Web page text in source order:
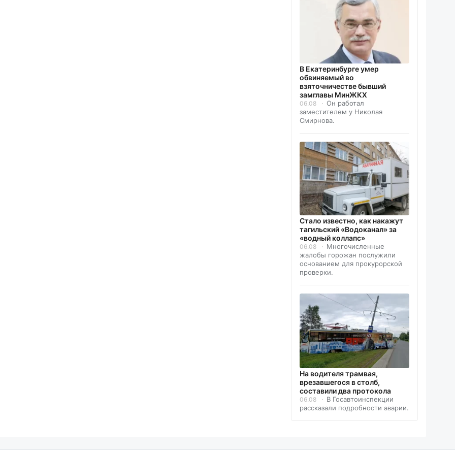
В Екатеринбурге умер
обвиняемый во
взяточничестве бывший
замглавы МинЖКХ
06.08
Он работал
заместителем у Николая
Смирнова.
Стало известно, как накажут
тагильский «Водоканал» за
«водный коллапс»
06.08
Многочисленные
жалобы горожан послужили
основанием для прокурорской
проверки.
На водителя трамвая,
врезавшегося в столб,
составили два протокола
06.08
В Госавтоинспекции
рассказали подробности аварии.